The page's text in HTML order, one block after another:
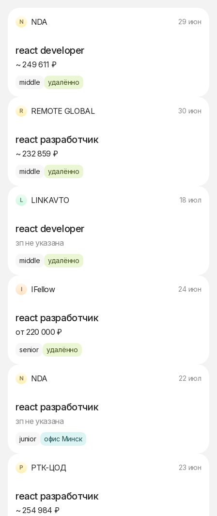
NDA 29 июн
react developer
~ 249 611 ₽
middle удалённо
REMOTE GLOBAL 30 июн
react разработчик
~ 232 859 ₽
middle удалённо
LINKAVTO 18 июл
react developer
зп не указана
middle удалённо
IFellow 24 июн
react разработчик
от 220 000 ₽
senior удалённо
NDA 22 июл
react разработчик
зп не указана
junior офис Минск
РТК-ЦОД 23 июн
react разработчик
~ 254 984 ₽